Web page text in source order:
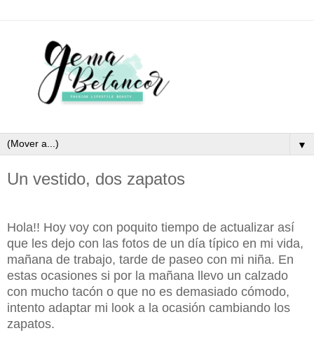
▼
Un vestido, dos zapatos
Hola!! Hoy voy con poquito tiempo de actualizar así
que les dejo con las fotos de un día típico en mi vida,
mañana de trabajo, tarde de paseo con mi niña. En
estas ocasiones si por la mañana llevo un calzado
con mucho tacón o que no es demasiado cómodo,
intento adaptar mi look a la ocasión cambiando los
zapatos.